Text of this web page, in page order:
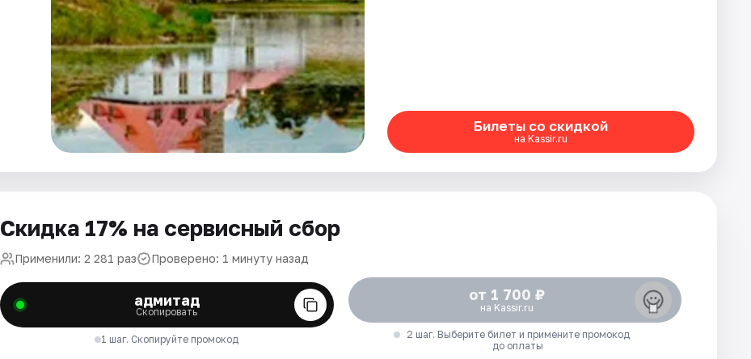
Билеты со скидкой
на Kassir.ru
Скидка 17% на сервисный сбор
Применили: 2 281 раз Проверено: 1 минуту назад
адмитад
Скопировать
1 шаг. Скопируйте промокод
от 1 700 ₽
на Kassir.ru
2 шаг. Выберите билет и примените промокод
до оплаты